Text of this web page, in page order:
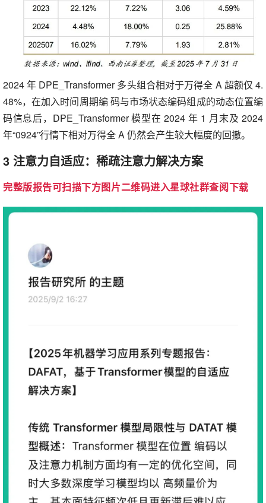
2024 年 DPE_Transformer 多头组合相对于万得全 A 超额仅 4.
48%，在加入时间周期编 码与市场状态编码组成的动态位置编
码信息后，DPE_Transformer 模型在 2024 年 1 月末及 2024
年“0924”行情下相对万得全 A 仍然会产生较大幅度的回撤。
3 注意力自适应：稀疏注意力解决方案
完整版报告可扫描下方图片二维码进入星球社群查阅下载